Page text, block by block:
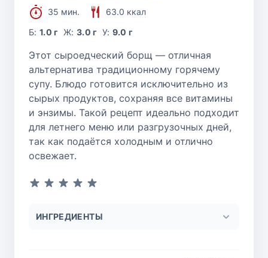
35 мин.
63.0 ккал
Б:1.0 г Ж: 3.0 г У: 9.0 г
Этот сыроедческий борщ — отличная
альтернатива традиционному горячему
супу. Блюдо готовится исключительно из
сырых продуктов, сохраняя все витамины
и энзимы. Такой рецепт идеально подходит
для летнего меню или разгрузочных дней,
так как подаётся холодным и отлично
освежает.
ИНГРЕДИЕНТЫ